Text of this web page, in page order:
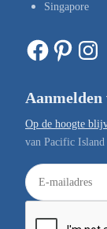
Singapore
Facebook Pinterest Instagram
Op de hoogte
van Pacific
E
-